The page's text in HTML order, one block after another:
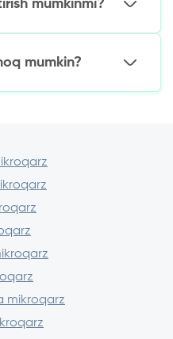
mumkin.
mln so‘mgacha.
mumkinmi?
uchun komissiya
foizi). Shartlarni
mumkin?
orqali.
mikroqarz